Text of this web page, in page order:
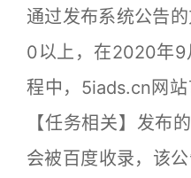
通过发布系统公告
0以上，在2020年9
程中，5iads.cn网站
【任务相关】发布
会被百度收录，该